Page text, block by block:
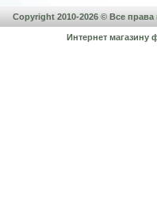
Copyright 2010-2026 © Все
Интернет магазину